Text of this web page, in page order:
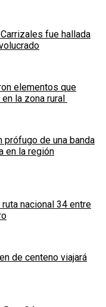
fue hallada
elementos que
la zona rural
prófugo de una banda
en la región
nacional 34 entre
de centeno viajará